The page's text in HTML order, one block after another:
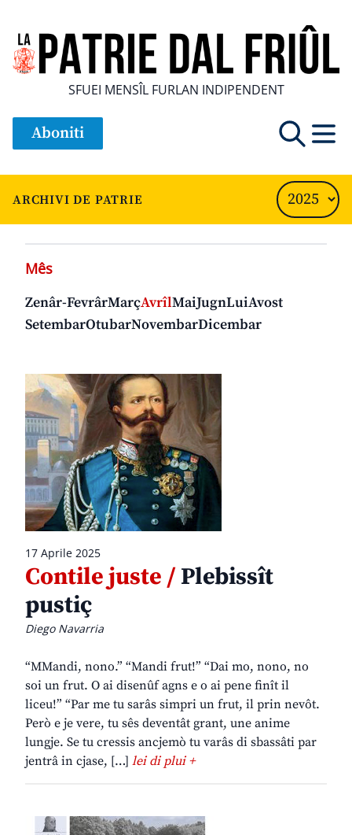
SFUEI MENSÎL FURLAN INDIPENDENT
Aboniti
ARCHIVI DE PATRIE
17 Aprile 2025
Contile juste /Plebissît
pustiç
Diego Navarria
“MMandi, nono.” “Mandi frut!” “Dai mo, nono, no
soi un frut. O ai disenûf agns e o ai pene finît il
liceu!” “Par me tu sarâs simpri un frut, il prin nevôt.
Però e je vere, tu sês deventât grant, une anime
lungje. Se tu cressis ancjemò tu varâs di sbassâti par
jentrâ in cjase, […] lei di plui +
Mês
Zenâr-FevrârMarçAvrîlMaiJugnLuiAvost
SetembarOtubarNovembarDicembar